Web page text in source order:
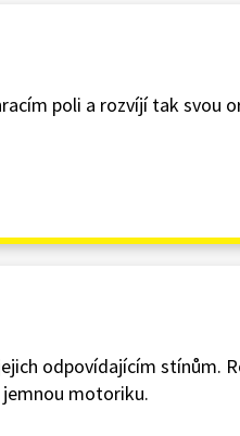
poli a rozvíjí tak svou
odpovídajícím stínům.
motoriku.